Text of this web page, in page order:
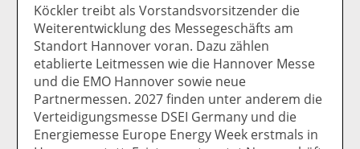
Köckler treibt als Vorstandsvorsitzender die
Weiterentwicklung des Messegeschäfts am
Standort Hannover voran. Dazu zählen
etablierte Leitmessen wie die Hannover Messe
und die EMO Hannover sowie neue
Partnermessen. 2027 finden unter anderem die
Verteidigungsmesse DSEI Germany und die
Energiemesse Europe Energy Week erstmals in